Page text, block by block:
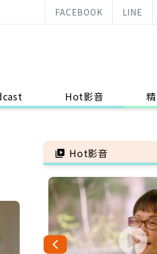
FACEBOOK LINE
Hot影音
Hot影音